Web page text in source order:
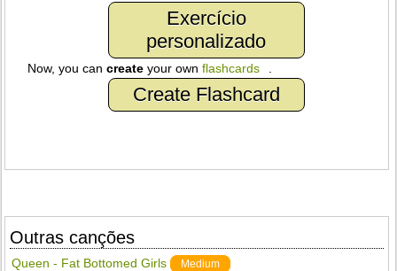
Exercício
personalizado
Now, you cancreate your ownflashcards
Create Flashcard
Outras canções
Queen - Fat Bottomed Girls Medium